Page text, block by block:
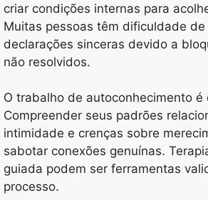
criar condições internas para
Muitas pessoas têm dificuldade
declarações sinceras devido a
não resolvidos.
O trabalho de autoconhecimento é
Compreender seus padrões
intimidade e crenças sobre
sabotar conexões genuínas.
guiada podem ser ferramentas
processo.